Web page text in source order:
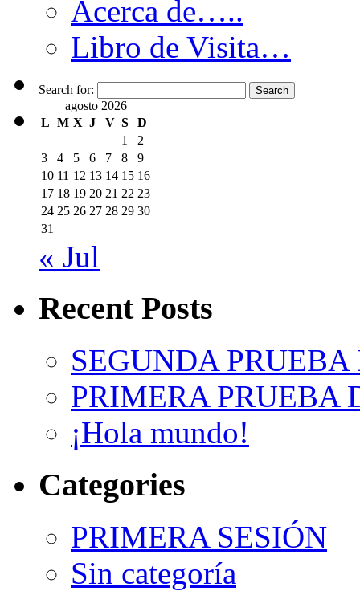
Acerca de…..
Libro de Visita…
Search for:
agosto 2026
L M X J V S
D
1
2
3
4 5 6 7 8
9
10 11 12 13 14 15 16
17 18 19 20 21 22 23
24 25 26 27 28 29 30
31
« Jul
Recent Posts
SEGUNDA
PRIMERA PRUEBA
¡Hola mundo!
Categories
PRIMERA SESIÓN
Sin categoría